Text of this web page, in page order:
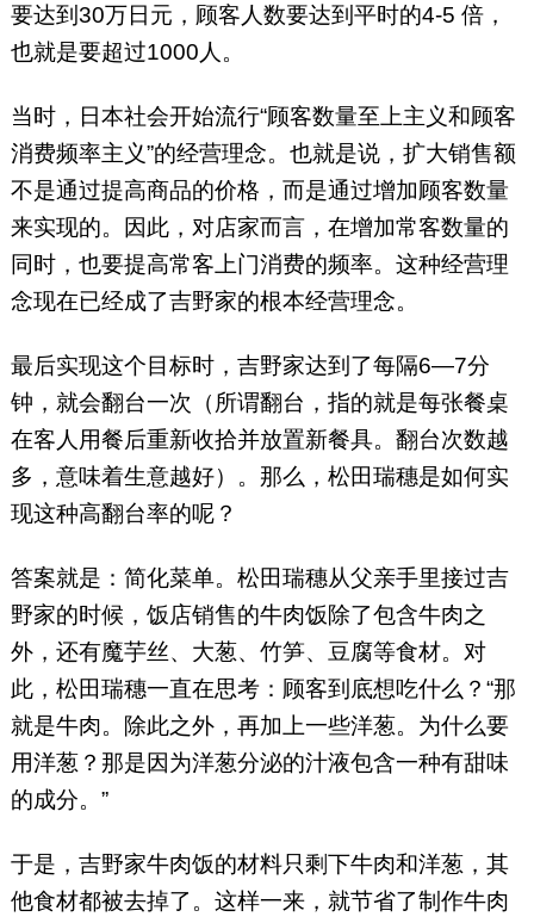
要达到30万日元，顾客人数要达到平时的4-5 倍，
也就是要超过1000人。
当时，日本社会开始流行“顾客数量至上主义和顾客
消费频率主义”的经营理念。也就是说，扩大销售额
不是通过提高商品的价格，而是通过增加顾客数量
来实现的。因此，对店家而言，在增加常客数量的
同时，也要提高常客上门消费的频率。这种经营理
念现在已经成了吉野家的根本经营理念。
最后实现这个目标时，吉野家达到了每隔6—7分
钟，就会翻台一次（所谓翻台，指的就是每张餐桌
在客人用餐后重新收拾并放置新餐具。翻台次数越
多，意味着生意越好）。那么，松田瑞穗是如何实
现这种高翻台率的呢？
答案就是：简化菜单。松田瑞穗从父亲手里接过吉
野家的时候，饭店销售的牛肉饭除了包含牛肉之
外，还有魔芋丝、大葱、竹笋、豆腐等食材。对
此，松田瑞穗一直在思考：顾客到底想吃什么？“那
就是牛肉。除此之外，再加上一些洋葱。为什么要
用洋葱？那是因为洋葱分泌的汁液包含一种有甜味
的成分。”
于是，吉野家牛肉饭的材料只剩下牛肉和洋葱，其
他食材都被去掉了。这样一来，就节省了制作牛肉